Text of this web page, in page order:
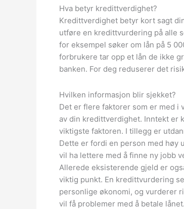
Hva betyr kredittverdighet?
Kredittverdighet betyr kort sagt
utføre en kredittvurdering på alle
for eksempel søker om lån på 5
forbrukere tar opp et lån de ikke
banken. For deg reduserer det
Hvilken informasjon blir sjekket?
Det er flere faktorer som er med i
av din kredittverdighet. Inntekt er
viktigste faktoren. I tillegg er
Dette er fordi en person med høy
vil ha lettere med å finne ny jobb
Allerede eksisterende gjeld er
viktig punkt. En kredittvurdering
personlige økonomi, og vurderer
vil få problemer med å betale lånet.